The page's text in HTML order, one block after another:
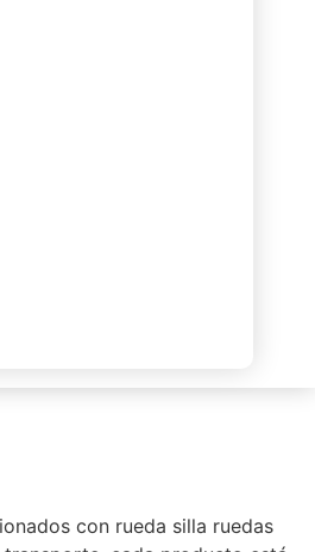
con rueda silla ruedas